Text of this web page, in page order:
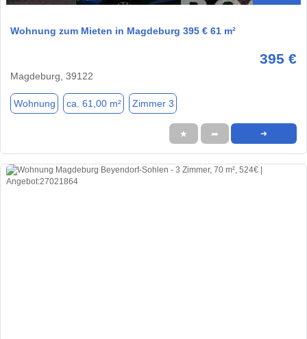
Wohnung zum Mieten in Magdeburg 395 € 61 m²
395 €
Magdeburg, 39122
Wohnung ca. 61,00 m² Zimmer 3
★ ➦ ➜